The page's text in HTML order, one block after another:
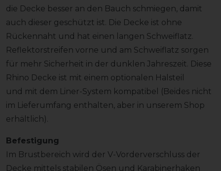
die Decke besser an den Bauch schmiegen, damit
auch dieser geschützt ist. Die Decke ist ohne
Rückennaht und hat einen langen Schweiflatz.
Reflektorstreifen vorne und am Schweiflatz sorgen
für mehr Sicherheit in der dunklen Jahreszeit. Diese
Rhino Decke ist mit einem optionalen Halsteil
und mit dem Liner-System kompatibel (Beides nicht
im Lieferumfang enthalten, aber in unserem Shop
erhältlich).
Befestigung
Im Brustbereich wird der V-Vorderverschluss der
Decke mittels stabilen Ösen und Karabinerhaken